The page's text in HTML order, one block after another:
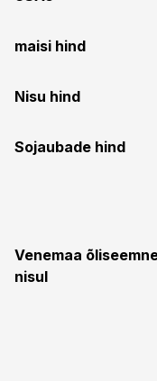
maisi hind
Nisu hind
Sojaubade hind
Venemaa
nisul